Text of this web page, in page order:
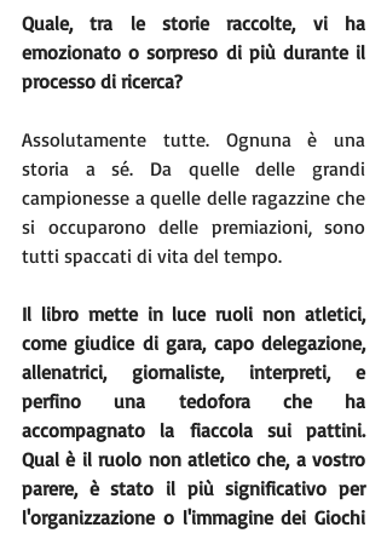
Quale, tra le storie raccolte, vi ha
emozionato o sorpreso di più durante il
processo di ricerca?
Assolutamente tutte. Ognuna è una
storia a sé. Da quelle delle grandi
campionesse a quelle delle ragazzine che
si occuparono delle premiazioni, sono
tutti spaccati di vita del tempo.
Il libro mette in luce ruoli non atletici,
come giudice di gara, capo delegazione,
allenatrici, giornaliste, interpreti, e
perfino una tedofora che ha
accompagnato la fiaccola sui pattini.
Qual è il ruolo non atletico che, a vostro
parere, è stato il più significativo per
l'organizzazione o l'immagine dei Giochi